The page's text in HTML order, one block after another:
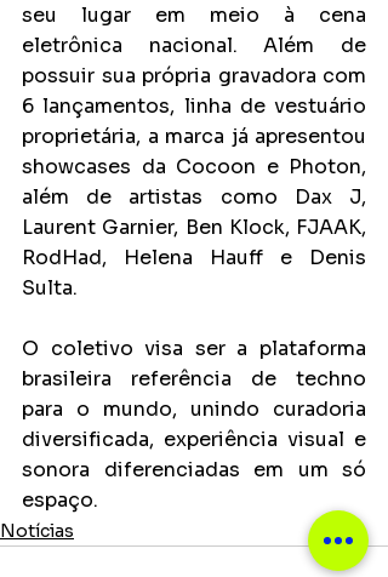
seu lugar em meio à cena
eletrônica nacional. Além de
possuir sua própria gravadora com
6 lançamentos, linha de vestuário
proprietária, a marca já apresentou
showcases da Cocoon e Photon,
além de artistas como Dax J,
Laurent Garnier, Ben Klock, FJAAK,
RodHad, Helena Hauff e Denis
Sulta.
O coletivo visa ser a plataforma
brasileira referência de techno
para o mundo, unindo curadoria
diversificada, experiência visual e
sonora diferenciadas em um só
espaço.
Notícias